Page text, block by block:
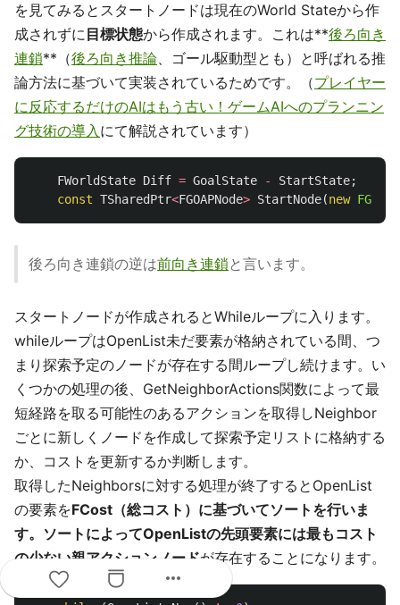
を見てみるとスタートノードは現在のWorld Stateから作
成されずに目標状態から作成されます。これは**後ろ向き
連鎖**（後ろ向き推論、ゴール駆動型とも）と呼ばれる推
論方法に基づいて実装されているためです。（プレイヤー
に反応するだけのAIはもう古い！ゲームAIへのプランニン
グ技術の導入にて解説されています）
FWorldState Diff = GoalState - StartState;
const TSharedPtr<FGOAPNode> StartNode(new
後ろ向き連鎖の逆は前向き連鎖 と言います。
スタートノードが作成されるとWhileループに入ります。
whileループはOpenList未だ要素が格納されている間、つ
まり探索予定のノードが存在する間ループし続けます。い
くつかの処理の後、GetNeighborActions関数によって最
短経路を取る可能性のあるアクションを取得しNeighbor
ごとに新しくノードを作成して探索予定リストに格納する
か、コストを更新するか判断します。
取得したNeighborsに対する処理が終了するとOpenList
の要素をFCost（総コスト）に基づいてソートを行いま
す。ソートによってOpenListの先頭要素には最もコスト
の少ない親アクションノードが存在することになります。
more_horiz